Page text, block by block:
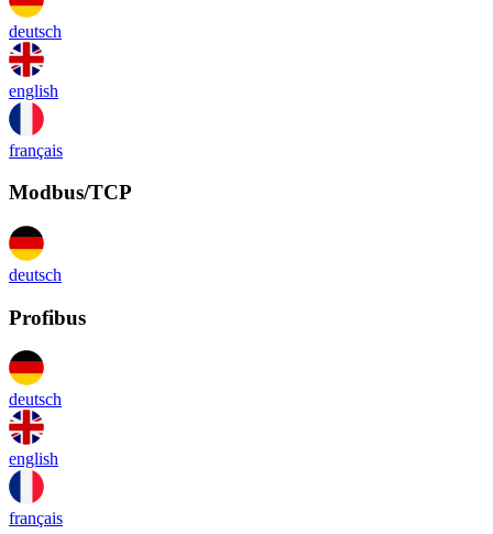
deutsch
english
français
Modbus/TCP
deutsch
Profibus
deutsch
english
français